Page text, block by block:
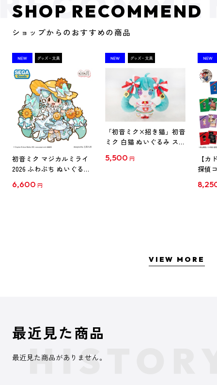
SHOP RECOMMEND
ショップからのおすすめの商品
初音ミク マジカルミライ
2026 ふわぷち ぬいぐるみ
6,600 円
「初音ミク×招き猫」初音
ミク 白猫 ぬいぐるみ スタ
5,500 円
【カ
探偵
クリ
VIEW MORE
最近見た商品
最近見た商品がありません。